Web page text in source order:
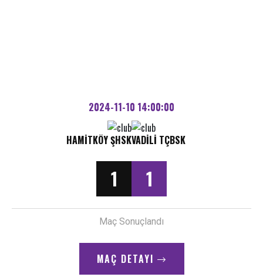
2024-11-10 14:00:00
HAMITKÖY ŞHSK
1 1
VADILI TÇBSK
Maç Sonuçlandı
MAÇ DETAYI